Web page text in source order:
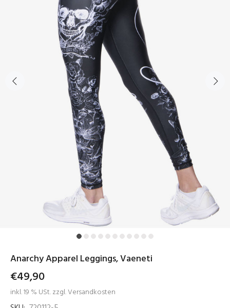
Anarchy Apparel Leggings, Vaeneti
€49,90
inkl. 19 % USt. zzgl. Versandkosten